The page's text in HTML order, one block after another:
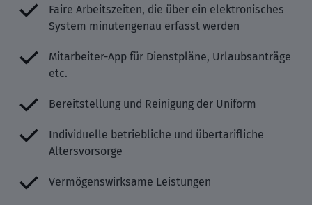
Faire Arbeitszeiten, die über ein elektronisches
System minutengenau erfasst werden
Mitarbeiter-App für Dienstpläne, Urlaubsanträge
etc.
Bereitstellung und Reinigung der Uniform
Individuelle betriebliche und übertarifliche
Altersvorsorge
Vermögenswirksame Leistungen